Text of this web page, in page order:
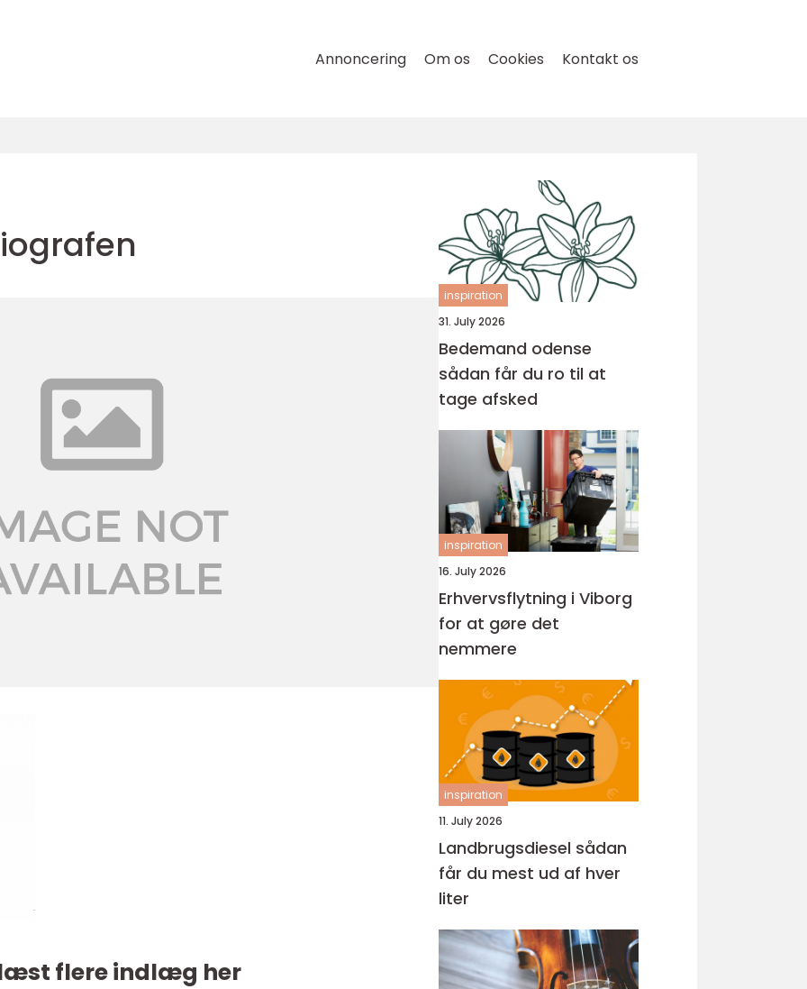
Annoncering Om os Cookies Kontakt os
flere indlæg her
inspiration
31. July 2026
Bedemand odense
sådan får du ro til at
tage afsked
inspiration
16. July 2026
Erhvervsflytning i Viborg
for at gøre det
nemmere
inspiration
11. July 2026
Landbrugsdiesel sådan
får du mest ud af hver
liter